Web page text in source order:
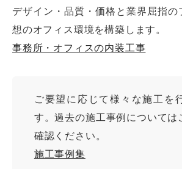
デザイン・品質・価格と業界屈指の
想のオフィス環境を構築します。
事務所・オフィスの内装工事
ご要望に応じて様々な施工を
す。過去の施工事例については
確認ください。
施工事例集